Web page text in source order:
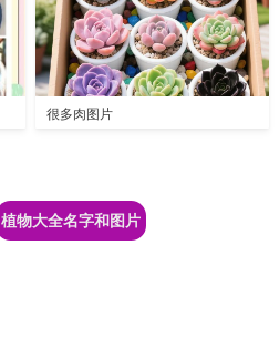
很多肉图片
植物大全名字和图片